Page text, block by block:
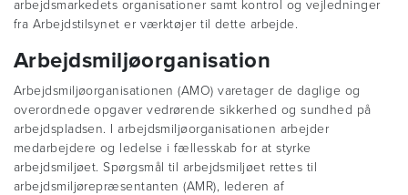
arbejdsmarkedets organisationer samt kontrol og vejledninger
fra Arbejdstilsynet er værktøjer til dette arbejde.
Arbejdsmiljøorganisation
Arbejdsmiljøorganisationen (AMO) varetager de daglige og
overordnede opgaver vedrørende sikkerhed og sundhed på
arbejdspladsen. I arbejdsmiljøorganisationen arbejder
medarbejdere og ledelse i fællesskab for at styrke
arbejdsmiljøet. Spørgsmål til arbejdsmiljøet rettes til
arbejdsmiljørepræsentanten (AMR), lederen af